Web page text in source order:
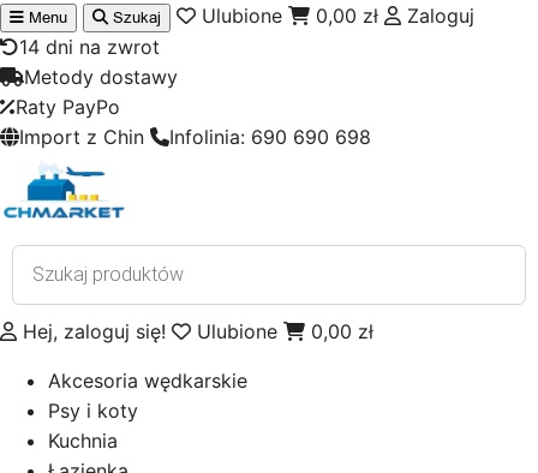
Wyszukiwarka
produktów
Menu Szukaj Ulubione 0,00 zł
Zaloguj
14 dni na zwrot
Metody dostawy
Raty PayPo
Import z Chin
Infolinia: 690 690 698
Wyszukiwarka
produktów
Hej, zaloguj się! Ulubione 0,00 zł
Akcesoria wędkarskie
Psy i koty
Kuchnia